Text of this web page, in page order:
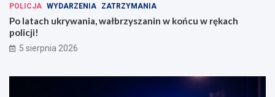
POLICJA WYDARZENIA ZATRZYMANIA
Po latach ukrywania, wałbrzyszanin w końcu w rękach
policji!
5 sierpnia 2026